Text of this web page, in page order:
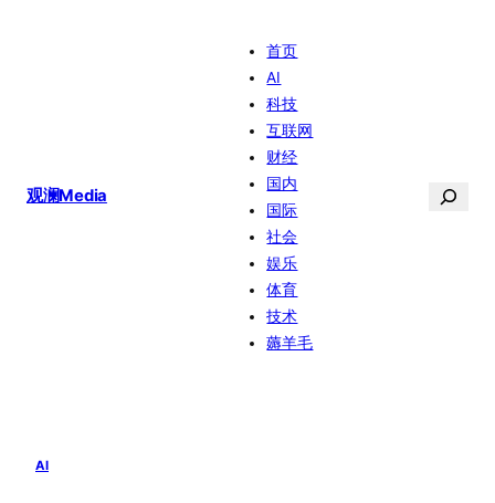
观澜Media
首页
AI
科技
互联网
财经
国内
国际
社会
娱乐
体育
技术
薅羊毛
搜
AI